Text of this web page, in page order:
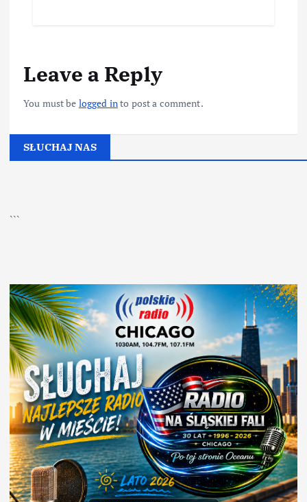
Leave a Reply
You must be logged into post a comment.
SŁUCHAJ NAS
```